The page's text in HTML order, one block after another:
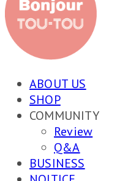
ABOUT US
SHOP
COMMUNITY
Review
Q&A
BUSINESS